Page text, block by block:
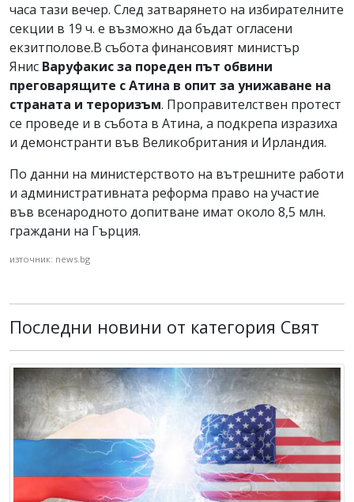
часа тази вечер. След затварянето на избирателните
секции в 19 ч. е възможно да бъдат огласени
екзитполове.В събота финансовият министър
Янис Варуфакис за пореден път обвини
преговарящите с Атина в опит за унижаване на
страната и тероризъм. Проправителствен протест
се проведе и в събота в Атина, а подкрепа изразиха
и демонстранти във Великобритания и Ирландия.
По данни на министерството на вътрешните работи
и административната реформа право на участие
във всенародното допитване имат около 8,5 млн.
граждани на Гърция.
източник: news.bg
Последни новини от категория Свят